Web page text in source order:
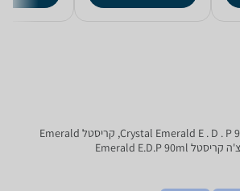
בושם לאשה ורסצ'ה Crystal Emerald E . D . P 90 ml, קריסטל Emerald